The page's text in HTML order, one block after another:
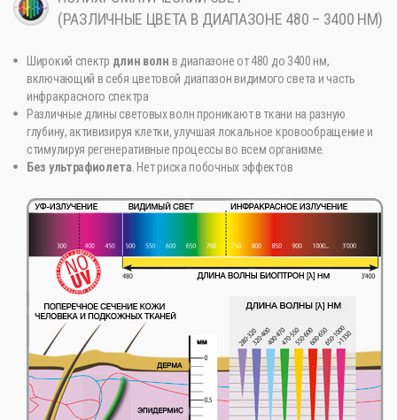
(РАЗЛИЧНЫЕ ЦВЕТА В ДИАПАЗОНЕ 480 – 3400 НМ)
Широкий спектр длин волн в диапазоне от 480 до 3400 нм,
включающий в себя цветовой диапазон видимого света и часть
инфракрасного спектра
Различные длины световых волн проникают в ткани на разную
глубину, активизируя клетки, улучшая локальное кровообращение и
стимулируя регенеративные процессы во всем организме.
Без ультрафиолета . Нет риска побочных эффектов